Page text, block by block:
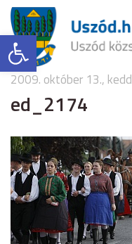
Eszköztár megnyitása
2009. október 13., kedd
ed_2174